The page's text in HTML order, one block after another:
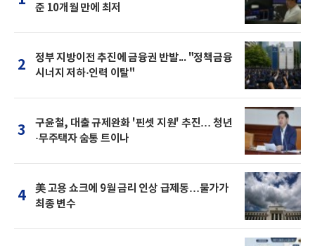
준 10개월 만에 최저
2
정부 지방이전 추진에 금융권 반발... "정책금융
시너지 저하·인력 이탈"
3
구윤철, 대출 규제완화 '핀셋 지원' 추진… 청년
·무주택자 숨통 트이나
4
美 고용 쇼크에 9월 금리 인상 급제동…물가가
최종 변수